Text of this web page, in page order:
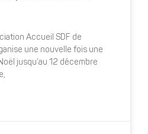
Accueil SDF de
une nouvelle fois une
jusqu’au 12 décembre